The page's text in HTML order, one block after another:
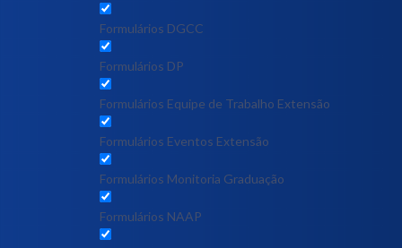
Formulários DGCC
Formulários DP
Formulários Equipe de Trabalho Extensão
Formulários Eventos Extensão
Formulários Monitoria Graduação
Formulários NAAP